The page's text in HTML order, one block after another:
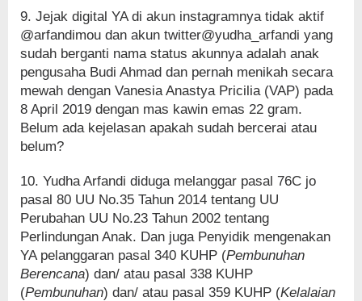
9. Jejak digital YA di akun instagramnya tidak aktif
@arfandimou dan akun twitter@yudha_arfandi yang
sudah berganti nama status akunnya adalah anak
pengusaha Budi Ahmad dan pernah menikah secara
mewah dengan Vanesia Anastya Pricilia (VAP) pada
8 April 2019 dengan mas kawin emas 22 gram.
Belum ada kejelasan apakah sudah bercerai atau
belum?
10. Yudha Arfandi diduga melanggar pasal 76C jo
pasal 80 UU No.35 Tahun 2014 tentang UU
Perubahan UU No.23 Tahun 2002 tentang
Perlindungan Anak. Dan juga Penyidik mengenakan
YA pelanggaran pasal 340 KUHP (Pembunuhan
Berencana) dan/ atau pasal 338 KUHP
(Pembunuhan) dan/ atau pasal 359 KUHP (Kelalaian